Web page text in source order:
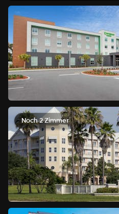
Noch 2 Zimmer